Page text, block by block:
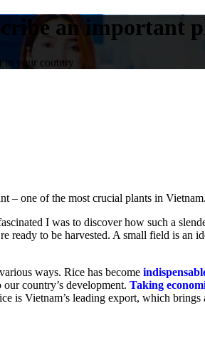
an important
in your country
– one of the most crucial plants in Vietnam.
I was to discover how such a
ready to be harvested. A small field is an
ways. Rice has become
country’s development. Taking
is Vietnam’s leading export, which brings